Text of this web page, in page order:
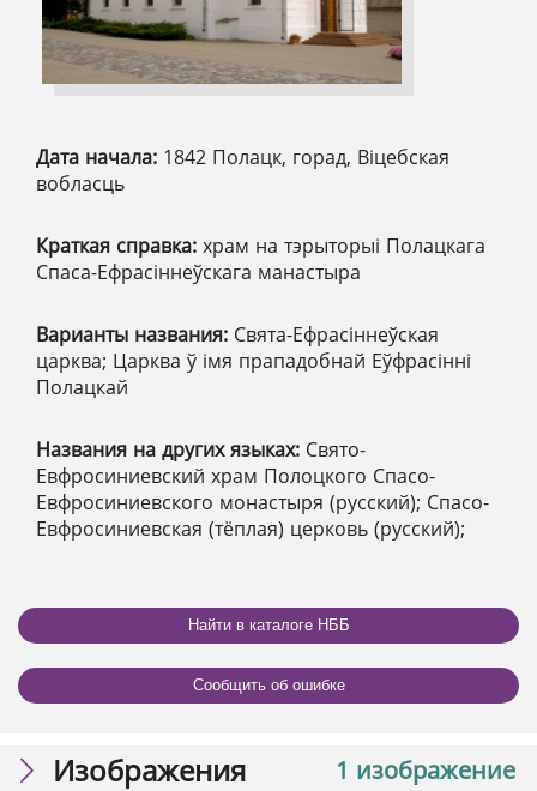
Дата начала: 1842 Полацк, горад, Віцебская
вобласць
Краткая справка: храм на тэрыторыі Полацкага
Спаса-Ефрасіннеўскага манастыра
Варианты названия: Свята-Ефрасіннеўская
царква; Царква ў імя прападобнай Еўфрасінні
Полацкай
Названия на других языках: Свято-
Евфросиниевский храм Полоцкого Спасо-
Евфросиниевского монастыря (русский); Спасо-
Евфросиниевская (тёплая) церковь (русский);
Найти в каталоге НББ
Сообщить об ошибке
1 изображение
Изображения